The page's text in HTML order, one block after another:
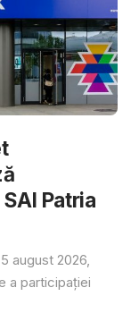
Patria
august 2026,
a participației